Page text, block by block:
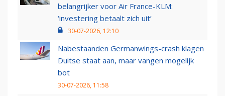
belangrijker voor Air France-KLM:
‘investering betaalt zich uit’
30-07-2026, 12:10
Nabestaanden Germanwings-crash klagen
Duitse staat aan, maar vangen mogelijk
bot
30-07-2026, 11:58